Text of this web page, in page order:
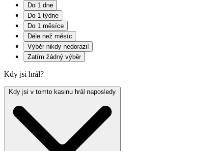
Do 1 dne
Do 1 týdne
Do 1 měsíce
Déle než měsíc
Výběr nikdy nedorazil
Zatím žádný výběr
Kdy jsi hrál?
Kdy jsi v tomto kasinu hrál naposledy